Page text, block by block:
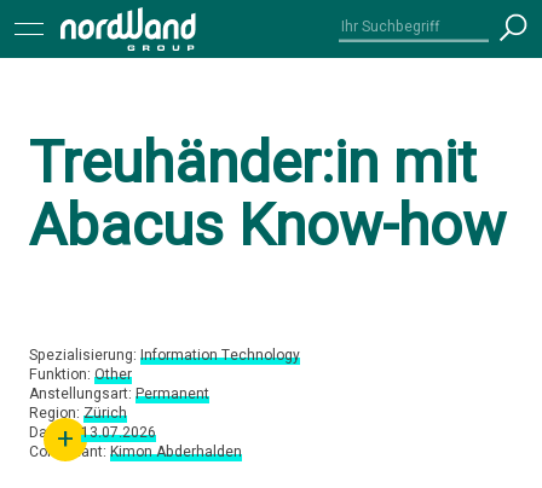
Treuhänder:in mit
Abacus Know-how
Spezialisierung: Information Technology
Funktion: Other
Anstellungsart: Permanent
Region: Zürich
Datum:13.07.2026
Consultant: Kimon Abderhalden
+